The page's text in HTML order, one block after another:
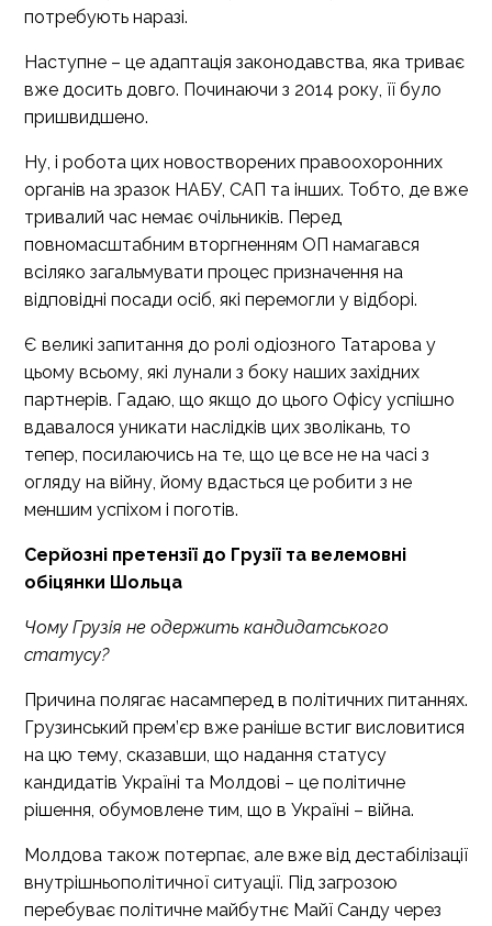
потребують наразі.
Наступне – це адаптація законодавства, яка триває
вже досить довго. Починаючи з 2014 року, її було
пришвидшено.
Ну, і робота цих новостворених правоохоронних
органів на зразок НАБУ, САП та інших. Тобто, де вже
тривалий час немає очільників. Перед
повномасштабним вторгненням ОП намагався
всіляко загальмувати процес призначення на
відповідні посади осіб, які перемогли у відборі.
Є великі запитання до ролі одіозного Татарова у
цьому всьому, які лунали з боку наших західних
партнерів. Гадаю, що якщо до цього Офісу успішно
вдавалося уникати наслідків цих зволікань, то
тепер, посилаючись на те, що це все не на часі з
огляду на війну, йому вдасться це робити з не
меншим успіхом і поготів.
Серйозні претензії до Грузії та велемовні
обіцянки Шольца
Чому Грузія не одержить кандидатського
статусу?
Причина полягає насамперед в політичних питаннях.
Грузинський прем’єр вже раніше встиг висловитися
на цю тему, сказавши, що надання статусу
кандидатів Україні та Молдові – це політичне
рішення, обумовлене тим, що в Україні – війна.
Молдова також потерпає, але вже від дестабілізації
внутрішньополітичної ситуації. Під загрозою
перебуває політичне майбутнє Майї Санду через